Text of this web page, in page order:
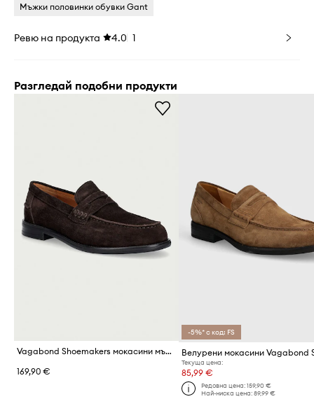
Мъжки половинки обувки Gant
Ревю на продукта 4.0 1
Разгледай подобни продукти
Vagabond Shoemakers мокасини мъжки от велур STEVEN
169,90 €
-5%* с код: FS
Текуща цена:
85,99 €
Редовна цена: 159,90 €
Най-ниска цена: 89,99 €